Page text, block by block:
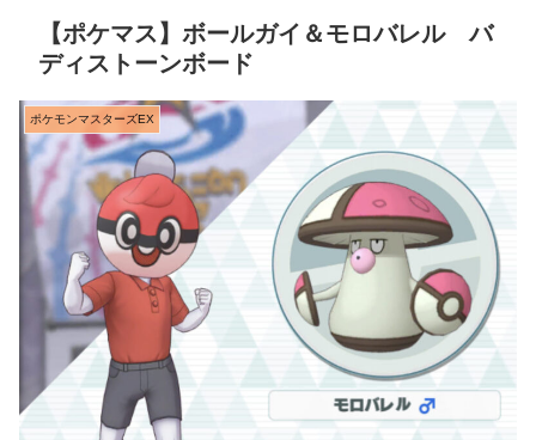
【ポケマス】ボールガイ＆モロバレル バ
ディストーンボード
ポケモンマスターズEX